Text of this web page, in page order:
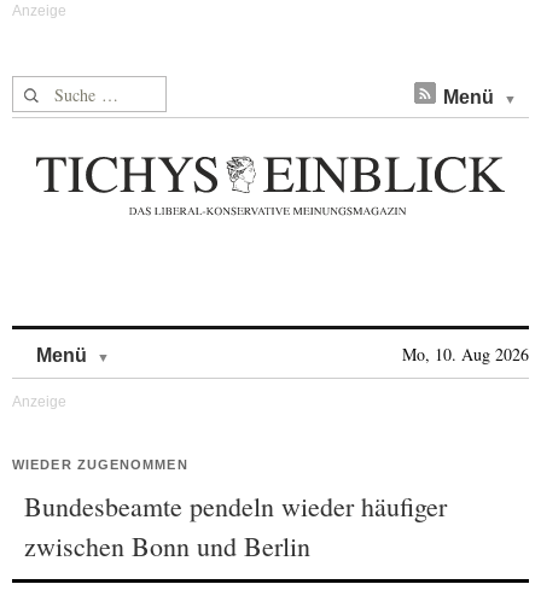
Suche nach: Menü
Menü Mo, 10. Aug 2026
WIEDER ZUGENOMMEN
Bundesbeamte pendeln wieder häufiger
zwischen Bonn und Berlin